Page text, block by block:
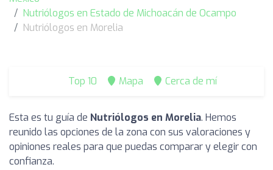
Nutriólogos en Estado de Michoacán de Ocampo
Nutriólogos en Morelia
Top 10 Mapa Cerca de mí
Esta es tu guía de Nutriólogos en Morelia. Hemos
reunido las opciones de la zona con sus valoraciones y
opiniones reales para que puedas comparar y elegir con
confianza.